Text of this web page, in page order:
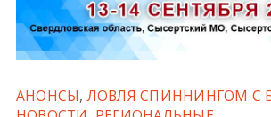
АНОНСЫ,ЛОВЛЯ СПИННИНГОМ С
Всероссийские правила